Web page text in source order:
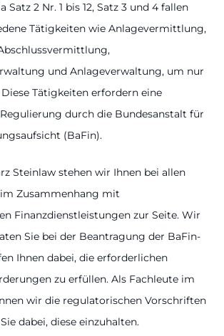
Satz 2 Nr. 1 bis 12, Satz 3 und 4 fallen
Tätigkeiten wie Anlagevermittlung,
und Anlageverwaltung, um nur
Tätigkeiten erfordern eine
durch die Bundesanstalt für
(BaFin).
Steinlaw stehen wir Ihnen bei allen
Zusammenhang mit
Finanzdienstleistungen zur Seite. Wir
Sie bei der Beantragung der BaFin-
Ihnen dabei, die erforderlichen
zu erfüllen. Als Fachleute im
wir die regulatorischen Vorschriften
dabei, diese einzuhalten.